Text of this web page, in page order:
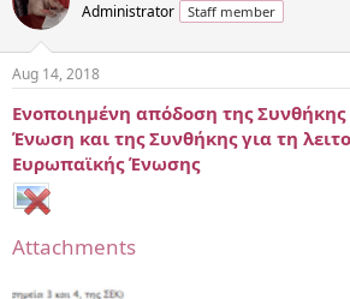
Administrator Staff member
Aug 14, 2018
Ενοποιημένη απόδοση της
Ένωση και της Συνθήκης για τη
Ευρωπαϊκής Ένωσης
Attachments